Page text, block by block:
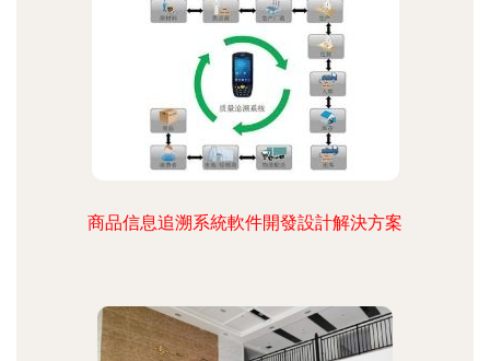
商品信息追溯系統軟件開發設計解決方案